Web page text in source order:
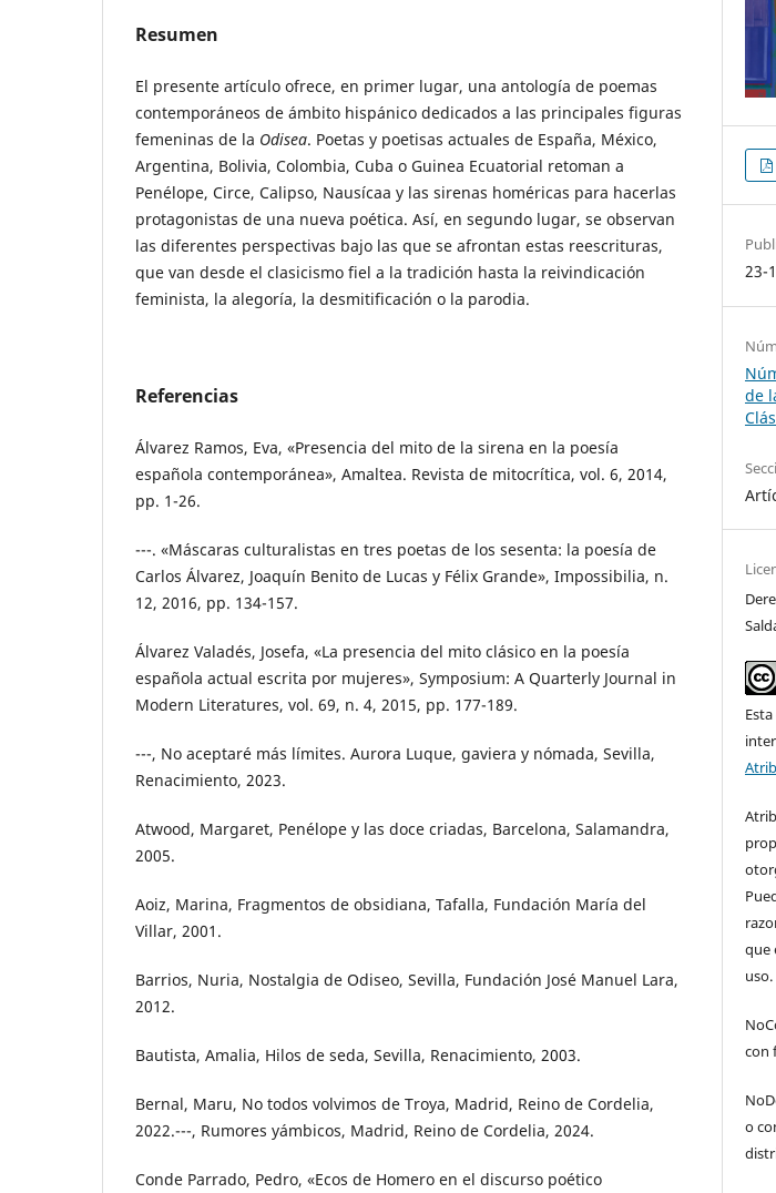
Resumen
El presente artículo ofrece, en primer lugar, una antología de poemas
contemporáneos de ámbito hispánico dedicados a las principales figuras
femeninas de la Odisea. Poetas y poetisas actuales de España, México,
Argentina, Bolivia, Colombia, Cuba o Guinea Ecuatorial retoman a
Penélope, Circe, Calipso, Nausícaa y las sirenas homéricas para hacerlas
protagonistas de una nueva poética. Así, en segundo lugar, se observan
las diferentes perspectivas bajo las que se afrontan estas reescrituras,
que van desde el clasicismo fiel a la tradición hasta la reivindicación
feminista, la alegoría, la desmitificación o la parodia.
Referencias
Álvarez Ramos, Eva, «Presencia del mito de la sirena en la poesía
española contemporánea», Amaltea. Revista de mitocrítica, vol. 6, 2014,
pp. 1-26.
---. «Máscaras culturalistas en tres poetas de los sesenta: la poesía de
Carlos Álvarez, Joaquín Benito de Lucas y Félix Grande», Impossibilia, n.
12, 2016, pp. 134-157.
Álvarez Valadés, Josefa, «La presencia del mito clásico en la poesía
española actual escrita por mujeres», Symposium: A Quarterly Journal in
Modern Literatures, vol. 69, n. 4, 2015, pp. 177-189.
---, No aceptaré más límites. Aurora Luque, gaviera y nómada, Sevilla,
Renacimiento, 2023.
Atwood, Margaret, Penélope y las doce criadas, Barcelona, Salamandra,
2005.
Aoiz, Marina, Fragmentos de obsidiana, Tafalla, Fundación María del
Villar, 2001.
Barrios, Nuria, Nostalgia de Odiseo, Sevilla, Fundación José Manuel Lara,
2012.
Bautista, Amalia, Hilos de seda, Sevilla, Renacimiento, 2003.
Bernal, Maru, No todos volvimos de Troya, Madrid, Reino de Cordelia,
2022.---, Rumores yámbicos, Madrid, Reino de Cordelia, 2024.
Conde Parrado, Pedro, «Ecos de Homero en el discurso poético
23-
de
que
uso.
con
o